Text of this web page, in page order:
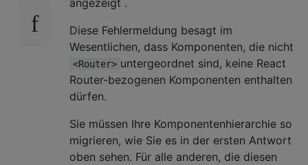
Diese Fehlermeldung besagt im
Wesentlichen, dass Komponenten, die nicht
<Router> untergeordnet sind, keine React
Router-bezogenen Komponenten enthalten
dürfen.
Sie müssen Ihre Komponentenhierarchie so
migrieren, wie Sie es in der ersten Antwort
oben sehen. Für alle anderen, die diesen